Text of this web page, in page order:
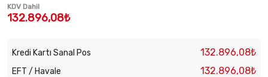
KDV Dahil
132.896,08₺
Kredi Kartı Sanal Pos 132.896,08₺
EFT / Havale 132.896,08₺